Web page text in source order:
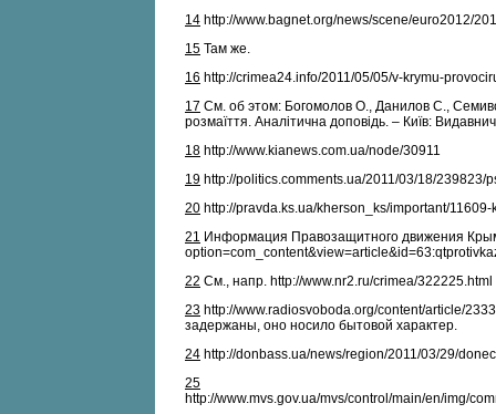
14 http://www.bagnet.org/news/scene/euro2012/
15 Там же.
16 http://crimea24.info/2011/05/05/v-krymu-
17 См. об этом: Богомолов О., Данилов С.,
розмаїття. Аналітична доповідь. – Київ:
18 http://www.kianews.com.ua/node/30911
19 http://politics.comments.ua/2011/03/18/
20 http://pravda.ks.ua/kherson_ks/important/
21 Информация Правозащитного движения
22 См., напр. http://www.nr2.ru/crimea/322225.html
23 http://www.radiosvoboda.org/content/article/
задержаны, оно носило бытовой характер.
24 http://donbass.ua/news/region/2011/03/29/
25
http://www.mvs.gov.ua/mvs/control/main/en/img/